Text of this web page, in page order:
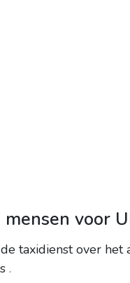
voor
de taxidienst over het
.